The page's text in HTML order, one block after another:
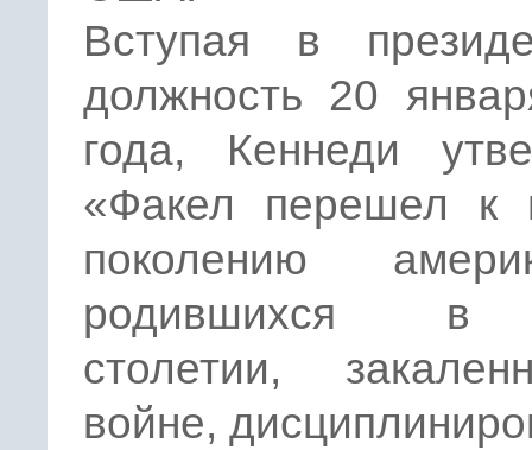
Вступая в
должность 20
года, Кеннеди
«Факел перешел к
поколению
родившихся в
столетии,
войне,